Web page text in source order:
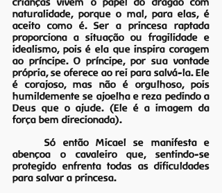
naturalidade, porque o mal, para elas, é
aceito como é. Ser a princesa raptada
proporciona a situação ou fragilidade e
idealismo, pois é ela que inspira coragem
ao príncipe. O príncipe, por sua vontade
própria, se oferece ao rei para salvá-la. Ele
é corajoso, mas não é orgulhoso, pois
humildemente se ajoelha e reza pedindo a
Deus que o ajude. (Ele é a imagem da
força bem direcionada).
	Só então Micael se manifesta e
abençoa o cavaleiro que, sentindo-se
protegido enfrenta todas as dificuldades
para salvar a princesa.